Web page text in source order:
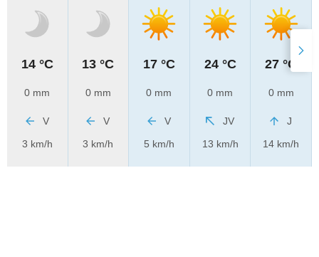
14 °C
0 mm
V
3 km/h
13 °C
0 mm
V
3 km/h
17 °C
0 mm
V
5 km/h
24 °C
0 mm
JV
13 km/h
27 °C
0 mm
J
14 km/h